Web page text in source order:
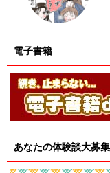
電子書籍
あなたの体験談大募集